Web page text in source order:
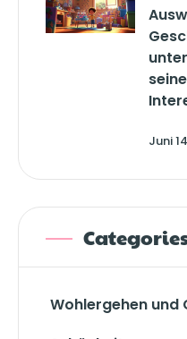
Juni
Wohlergehen und